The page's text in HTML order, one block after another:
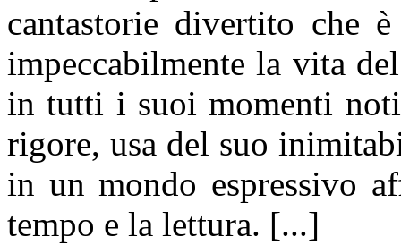
cantastorie divertito che
impeccabilmente la vita
in tutti i suoi momenti
rigore, usa del suo
in un mondo espressivo
tempo e la lettura. [...]